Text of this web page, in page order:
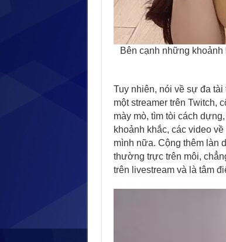
Bên cạnh những
Tuy nhiên, nói về sự đa
một streamer trên Twitch,
mày mò, tìm tòi cách
khoảnh khắc, các video
mình nữa. Cộng thêm làn
thường trực trên môi,
trên livestream và là tâm